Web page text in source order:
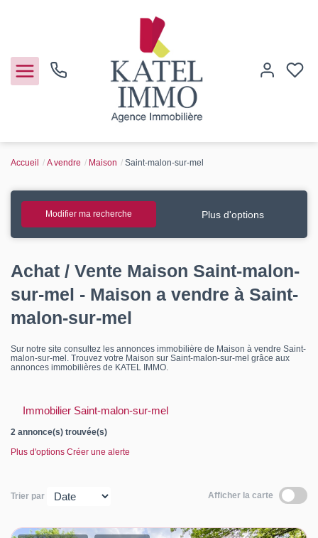
Vendre
Guide de l'immo
Contact
Katel Viager
Accueil A vendre Maison Saint-malon-sur-mel
Modifier ma recherche Plus d'options
Achat / Vente Maison Saint-malon-
sur-mel - Maison a vendre à Saint-
malon-sur-mel
Sur notre site consultez les annonces immobilière de Maison à vendre Saint-
malon-sur-mel. Trouvez votre Maison sur Saint-malon-sur-mel grâce aux
annonces immobilières de KATEL IMMO.
Immobilier Saint-malon-sur-mel
2 annonce(s) trouvée(s)
Plus d'options Créer une alerte
Trier par Afficher la carte